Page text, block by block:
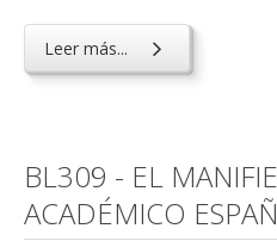
Leer más...
BL309 - EL
ACADÉMICO